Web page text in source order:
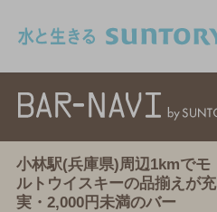
小林駅(兵庫県)周辺1kmでモ
ルトウイスキーの品揃えが充
実・2,000円未満のバー